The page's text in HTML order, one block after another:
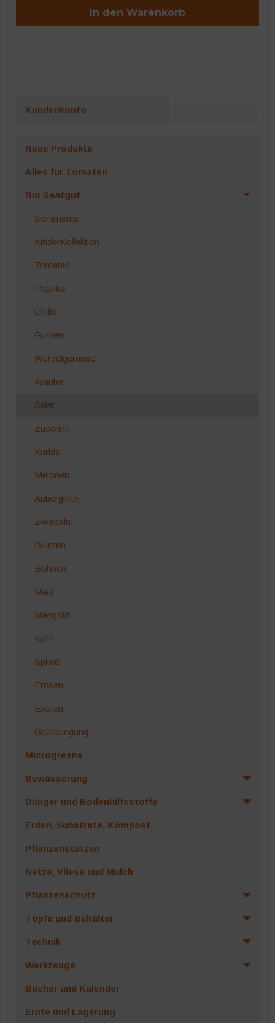
In den Warenkorb
Kundenkonto
Neue Produkte
Alles für Tomaten
Bio Saatgut
Sortimente
KinderKollektion
Tomaten
Paprika
Chilis
Gurken
Wurzelgemüse
Kräuter
Salat
Zucchini
Kürbis
Melonen
Auberginen
Zwiebeln
Blumen
Bohnen
Mais
Mangold
Kohl
Spinat
Erbsen
Exoten
Gründüngung
Microgreens
Bewässerung
Dünger und Bodenhilfsstoffe
Erden, Substrate, Kompost
Pflanzenstützen
Netze, Vliese und Mulch
Pflanzenschutz
Töpfe und Behälter
Technik
Werkzeuge
Bücher und Kalender
Ernte und Lagerung